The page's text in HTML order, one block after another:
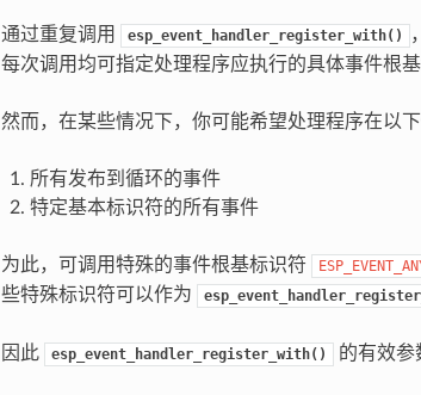
通过重复调用 esp_event_handler_register_with()
每次调用均可指定处理程序应执行的具体事件根基
然而，在某些情况下，你可能希望处理程序在以下
所有发布到循环的事件
特定基本标识符的所有事件
为此，可调用特殊的事件根基标识符
些特殊标识符可以作为
因此 esp_event_handler_register_with() 的有效参